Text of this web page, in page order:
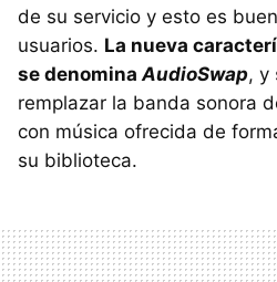
de su servicio y esto es
usuarios. La nueva
se denominaAudioSwap, y
remplazar la banda sonora
con música ofrecida de
su biblioteca.